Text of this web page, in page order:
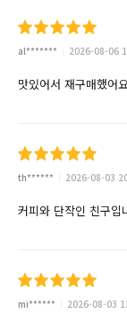
al******* 2026-08-06
맛있어서 재구매했어
th****** 2026-08-03
커피와 단작인 친구입
mi****** 2026-08-03